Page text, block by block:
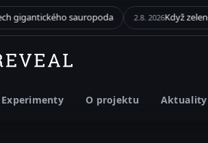
sauropoda 2.8. 2026Když zelené řasy
Experimenty O projektu Aktuality